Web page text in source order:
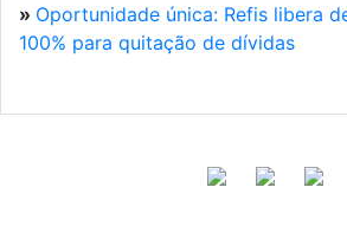
» Oportunidade única: Refis libera
100% para quitação de dívidas